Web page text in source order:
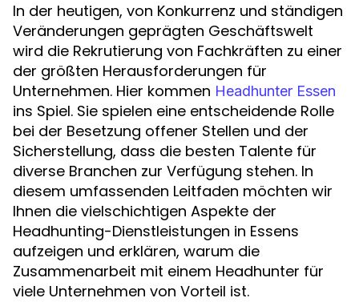
In der heutigen, von Konkurrenz und ständigen
Veränderungen geprägten Geschäftswelt
wird die Rekrutierung von Fachkräften zu einer
der größten Herausforderungen für
Unternehmen. Hier kommen Headhunter Essen
ins Spiel. Sie spielen eine entscheidende Rolle
bei der Besetzung offener Stellen und der
Sicherstellung, dass die besten Talente für
diverse Branchen zur Verfügung stehen. In
diesem umfassenden Leitfaden möchten wir
Ihnen die vielschichtigen Aspekte der
Headhunting-Dienstleistungen in Essens
aufzeigen und erklären, warum die
Zusammenarbeit mit einem Headhunter für
viele Unternehmen von Vorteil ist.